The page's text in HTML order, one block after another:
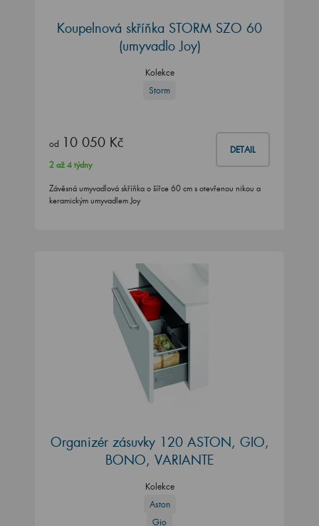
Koupelnová skříňka STORM SZO 60
(umyvadlo Joy)
Kolekce
Storm
od 10 050 Kč DETAIL
2 až 4 týdny
Závěsná umyvadlová skříňka o šířce 60 cm s otevřenou nikou a
keramickým umyvadlem Joy
Organizér zásuvky 120 ASTON, GIO,
BONO, VARIANTE
Kolekce
Aston
Gio